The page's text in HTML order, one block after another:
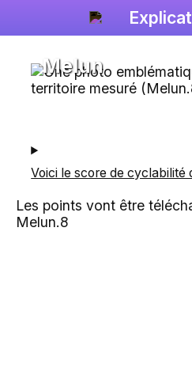
Melun
Voici le score de cyclabilité
Les points vont être
Melun.8